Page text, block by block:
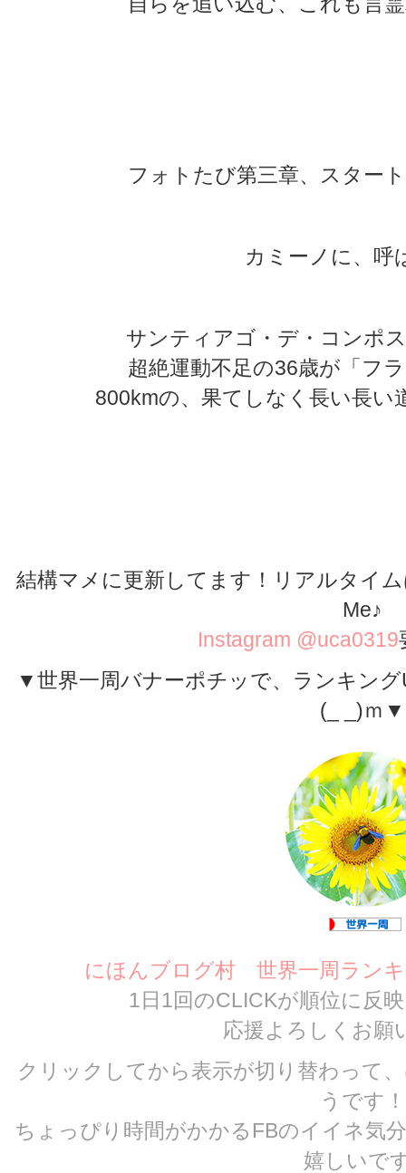
フォトたび第三章、スター
カミーノに、呼
サンティアゴ・デ・コンポ
超絶運動不足の36歳が「フ
800kmの、果てしなく長い長い
結構マメに更新してます！リアルタイ
Me♪
Instagram @uca0319
▼世界一周バナーポチッで、ランキン
(_ _)ｍ▼
にほんブログ村 世界一周ラン
1日1回のCLICKが順位に反
応援よろしくお願
クリックしてから表示が切り替わって
うです！
ちょっぴり時間がかかるFBのイイネ気
嬉しいで